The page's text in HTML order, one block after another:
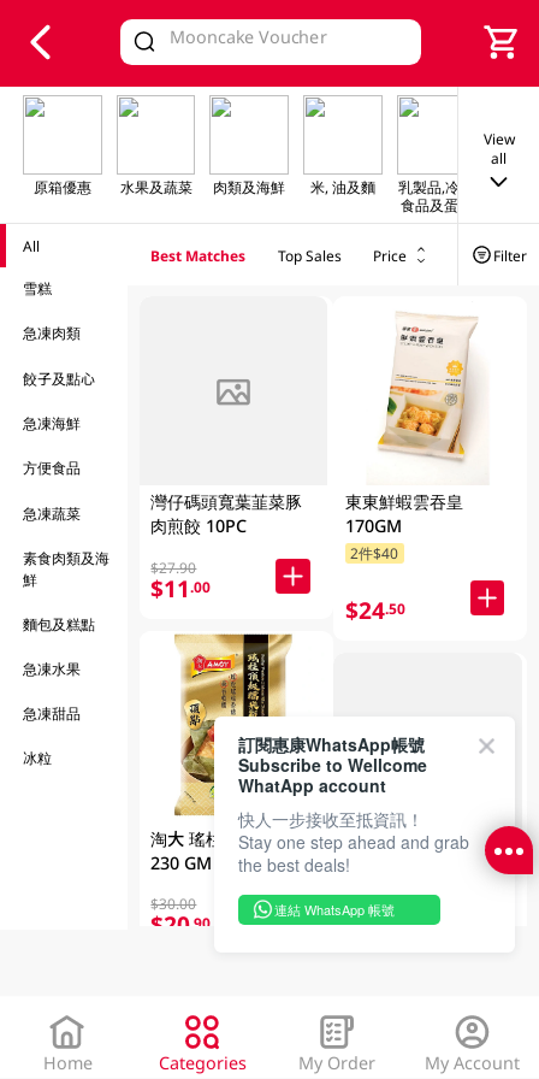
Valid Until 30 June 2026
原箱優惠 水果及蔬菜 肉類及海鮮 米, 油及麵
乳製品,冷凍
食品及蛋類
早餐
View
all
All
雪糕
急凍肉類
餃子及點心
急凍海鮮
方便食品
急凍蔬菜
素食肉類及海
鮮
麵包及糕點
急凍水果
急凍甜品
冰粒
Best Matches Top Sales Price Filter
FAILED
灣仔碼頭寬葉韮菜豚
肉煎餃 10PC
$27.90
$11.00
淘大 瑤柱頂級糯米雞
230 GM
$30.00
$20.90
東東鮮蝦雲吞皇
170GM
2件$40
$24.50
FAILED
加拿大 格陵蘭比目魚
柳 3PC (包裝及品牌隨
機發放)
$60.00
Home Categories My Order My Account
訂閱惠康WhatsApp帳號
Subscribe to Wellcome
WhatApp account
快人一步接收至抵資訊！
Stay one step ahead and grab
the best deals!
連結 WhatsApp 帳號